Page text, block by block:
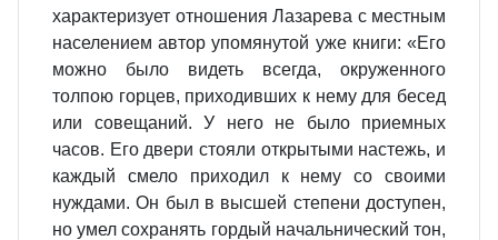
характеризует отношения Лазарева с местным
населением автор упомянутой уже книги: «Его
можно было видеть всегда, окруженного
толпою горцев, приходивших к нему для бесед
или совещаний. У него не было приемных
часов. Его двери стояли открытыми настежь, и
каждый смело приходил к нему со своими
нуждами. Он был в высшей степени доступен,
но умел сохранять гордый начальнический тон,